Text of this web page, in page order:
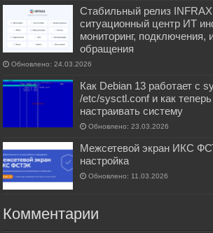
Стабильный релиз
ситуационный центр ИТ
мониторинг, подключения,
обращения
Обновлено: 24.03.2026
Как Debian 13 работает с
/etc/sysctl.conf и как
настраивать систему
Обновлено: 23.03.2026
Межсетевой экран ИКС
настройка
Обновлено: 11.03.2026
Комментарии